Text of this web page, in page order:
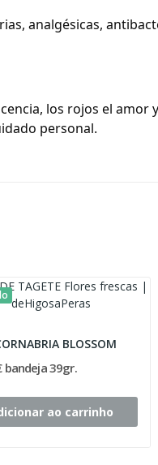
analgésicas,
los rojos el amor
personal.
BLOSSOM
bandeja 39gr.
ao carrinho